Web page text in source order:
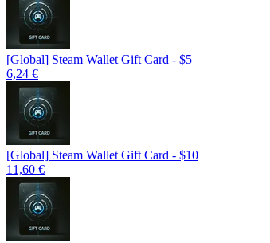
[Global] Steam Wallet Gift Card - $5
6,24 €
[Global] Steam Wallet Gift Card - $10
11,60 €